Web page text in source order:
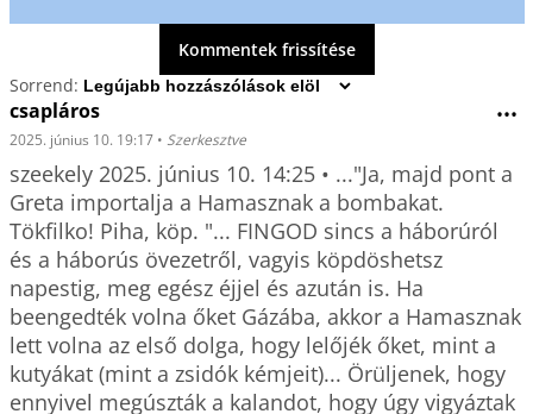
Kommentek frissítése
Sorrend:
csapláros •••
2025. június 10. 19:17 • Szerkesztve
szeekely 2025. június 10. 14:25 • ..."Ja, majd pont a
Greta importalja a Hamasznak a bombakat.
Tökfilko! Piha, köp. "... FINGOD sincs a háborúról
és a háborús övezetről, vagyis köpdöshetsz
napestig, meg egész éjjel és azután is. Ha
beengedték volna őket Gázába, akkor a Hamasznak
lett volna az első dolga, hogy lelőjék őket, mint a
kutyákat (mint a zsidók kémjeit)... Örüljenek, hogy
ennyivel megúszták a kalandot, hogy úgy vigyáztak